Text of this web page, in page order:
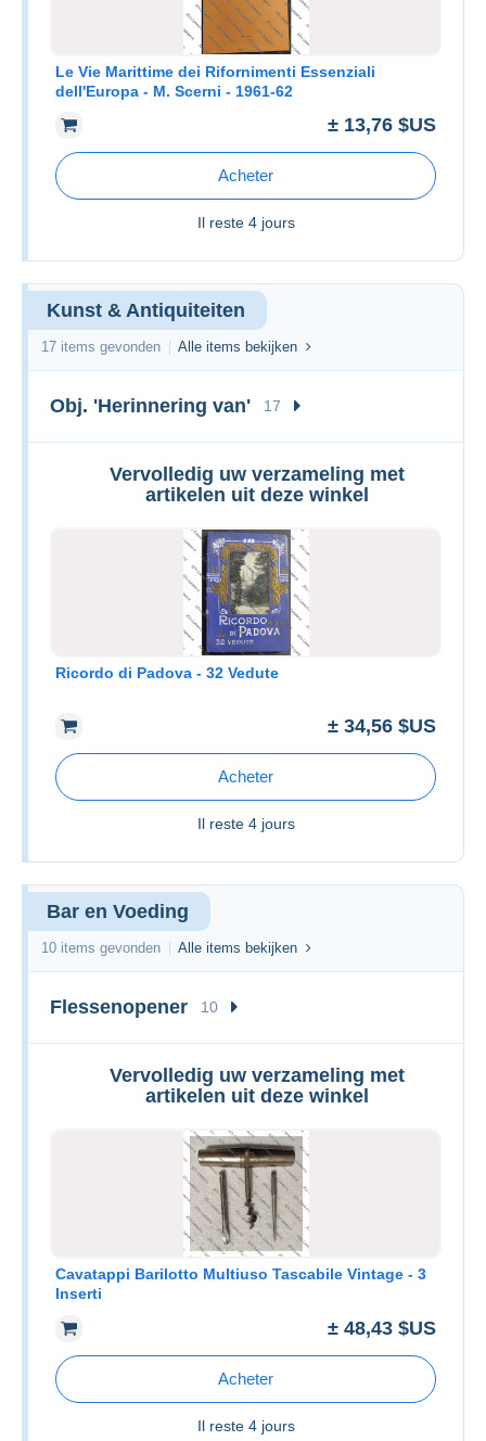
Le Vie Marittime dei Rifornimenti Essenziali
dell'Europa - M. Scerni - 1961-62
± 13,76 $US
Acheter
Il reste 4 jours
Kunst & Antiquiteiten
17 items gevonden Alle items bekijken
Obj. 'Herinnering van' 17
Vervolledig uw verzameling met
artikelen uit deze winkel
Ricordo di Padova - 32 Vedute
± 34,56 $US
Acheter
Il reste 4 jours
Bar en Voeding
10 items gevonden Alle items bekijken
Flessenopener 10
Vervolledig uw verzameling met
artikelen uit deze winkel
Cavatappi Barilotto Multiuso Tascabile Vintage - 3
Inserti
± 48,43 $US
Acheter
Il reste 4 jours